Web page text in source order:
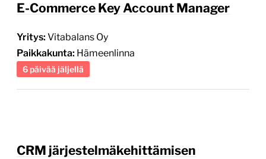
E-Commerce Key Account Manager
Yritys: Vitabalans Oy
Paikkakunta: Hämeenlinna
6 päivää jäljellä
CRM järjestelmäkehittämisen